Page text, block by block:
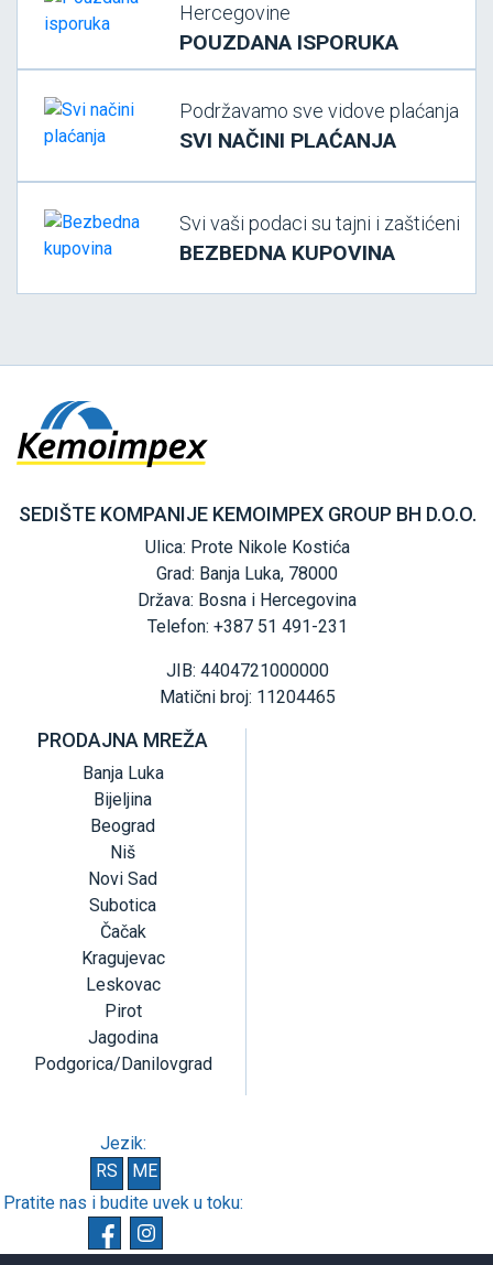
Hercegovine
POUZDANA ISPORUKA
Podržavamo sve vidove plaćanja
SVI NAČINI PLAĆANJA
Svi vaši podaci su tajni i zaštićeni
BEZBEDNA KUPOVINA
SEDIŠTE KOMPANIJE KEMOIMPEX GROUP BH D.O.O.
Ulica: Prote Nikole Kostića
Grad: Banja Luka, 78000
Država: Bosna i Hercegovina
Telefon: +387 51 491-231
JIB: 4404721000000
Matični broj: 11204465
PRODAJNA MREŽA
Banja Luka
Bijeljina
Beograd
Niš
Novi Sad
Subotica
Čačak
Kragujevac
Leskovac
Pirot
Jagodina
Podgorica/Danilovgrad
Jezik:
RS
ME
Pratite nas i budite uvek u toku: